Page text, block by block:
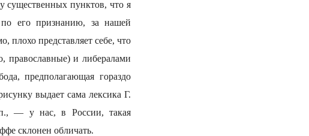
существенных пунктов, что я
его признанию, за нашей
плохо представляет себе, что
православные) и либералами
предполагающая гораздо
выдает сама лексика Г.
— у нас, в России, такая
склонен обличать.